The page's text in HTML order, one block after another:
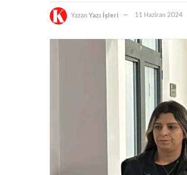
Yazan Yazı İşleri 11 Haziran 2024